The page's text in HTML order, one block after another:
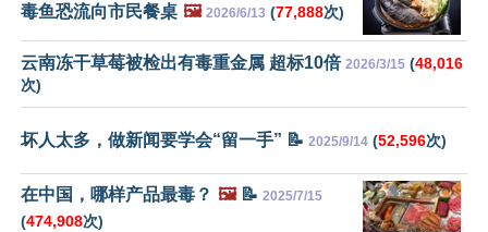
毒鱼恐流向市民餐桌 🖼️ 2026/6/13 (77,888次)
云南冻干草莓被检出有毒重金属 超标10倍 2026/3/15 (48,016
次)
坏人太多，做新闻要学会“留一手” 📝 2025/9/14 (52,596次)
在中国，哪样产品最毒？ 🖼️📝 2025/7/15
(474,908次)